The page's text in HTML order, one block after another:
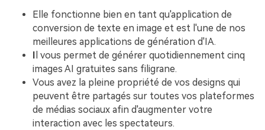
Elle fonctionne bien en tant qu'application de
conversion de texte en image et est l'une de nos
meilleures applications de génération d'IA.
l vous permet de générer quotidiennement cinq
images AI gratuites sans filigrane.
Vous avez la pleine propriété de vos designs qui
peuvent être partagés sur toutes vos plateformes
de médias sociaux afin d'augmenter votre
interaction avec les spectateurs.